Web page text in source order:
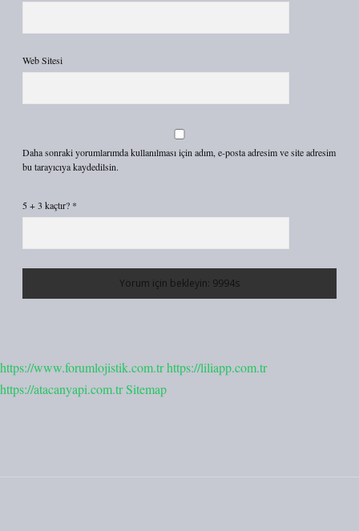
Web Sitesi
Daha sonraki yorumlarımda kullanılması için adım, e-posta adresim ve site adresim
bu tarayıcıya kaydedilsin.
5 + 3 kaçtır? *
https://www.forumlojistik.com.trhttps://liliapp.com.tr
https://atacanyapi.com.trSitemap